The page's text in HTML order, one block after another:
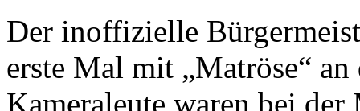
Der inoffizielle
erste Mal mit „Matröse“
Kameraleute waren bei